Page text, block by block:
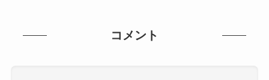
コメント